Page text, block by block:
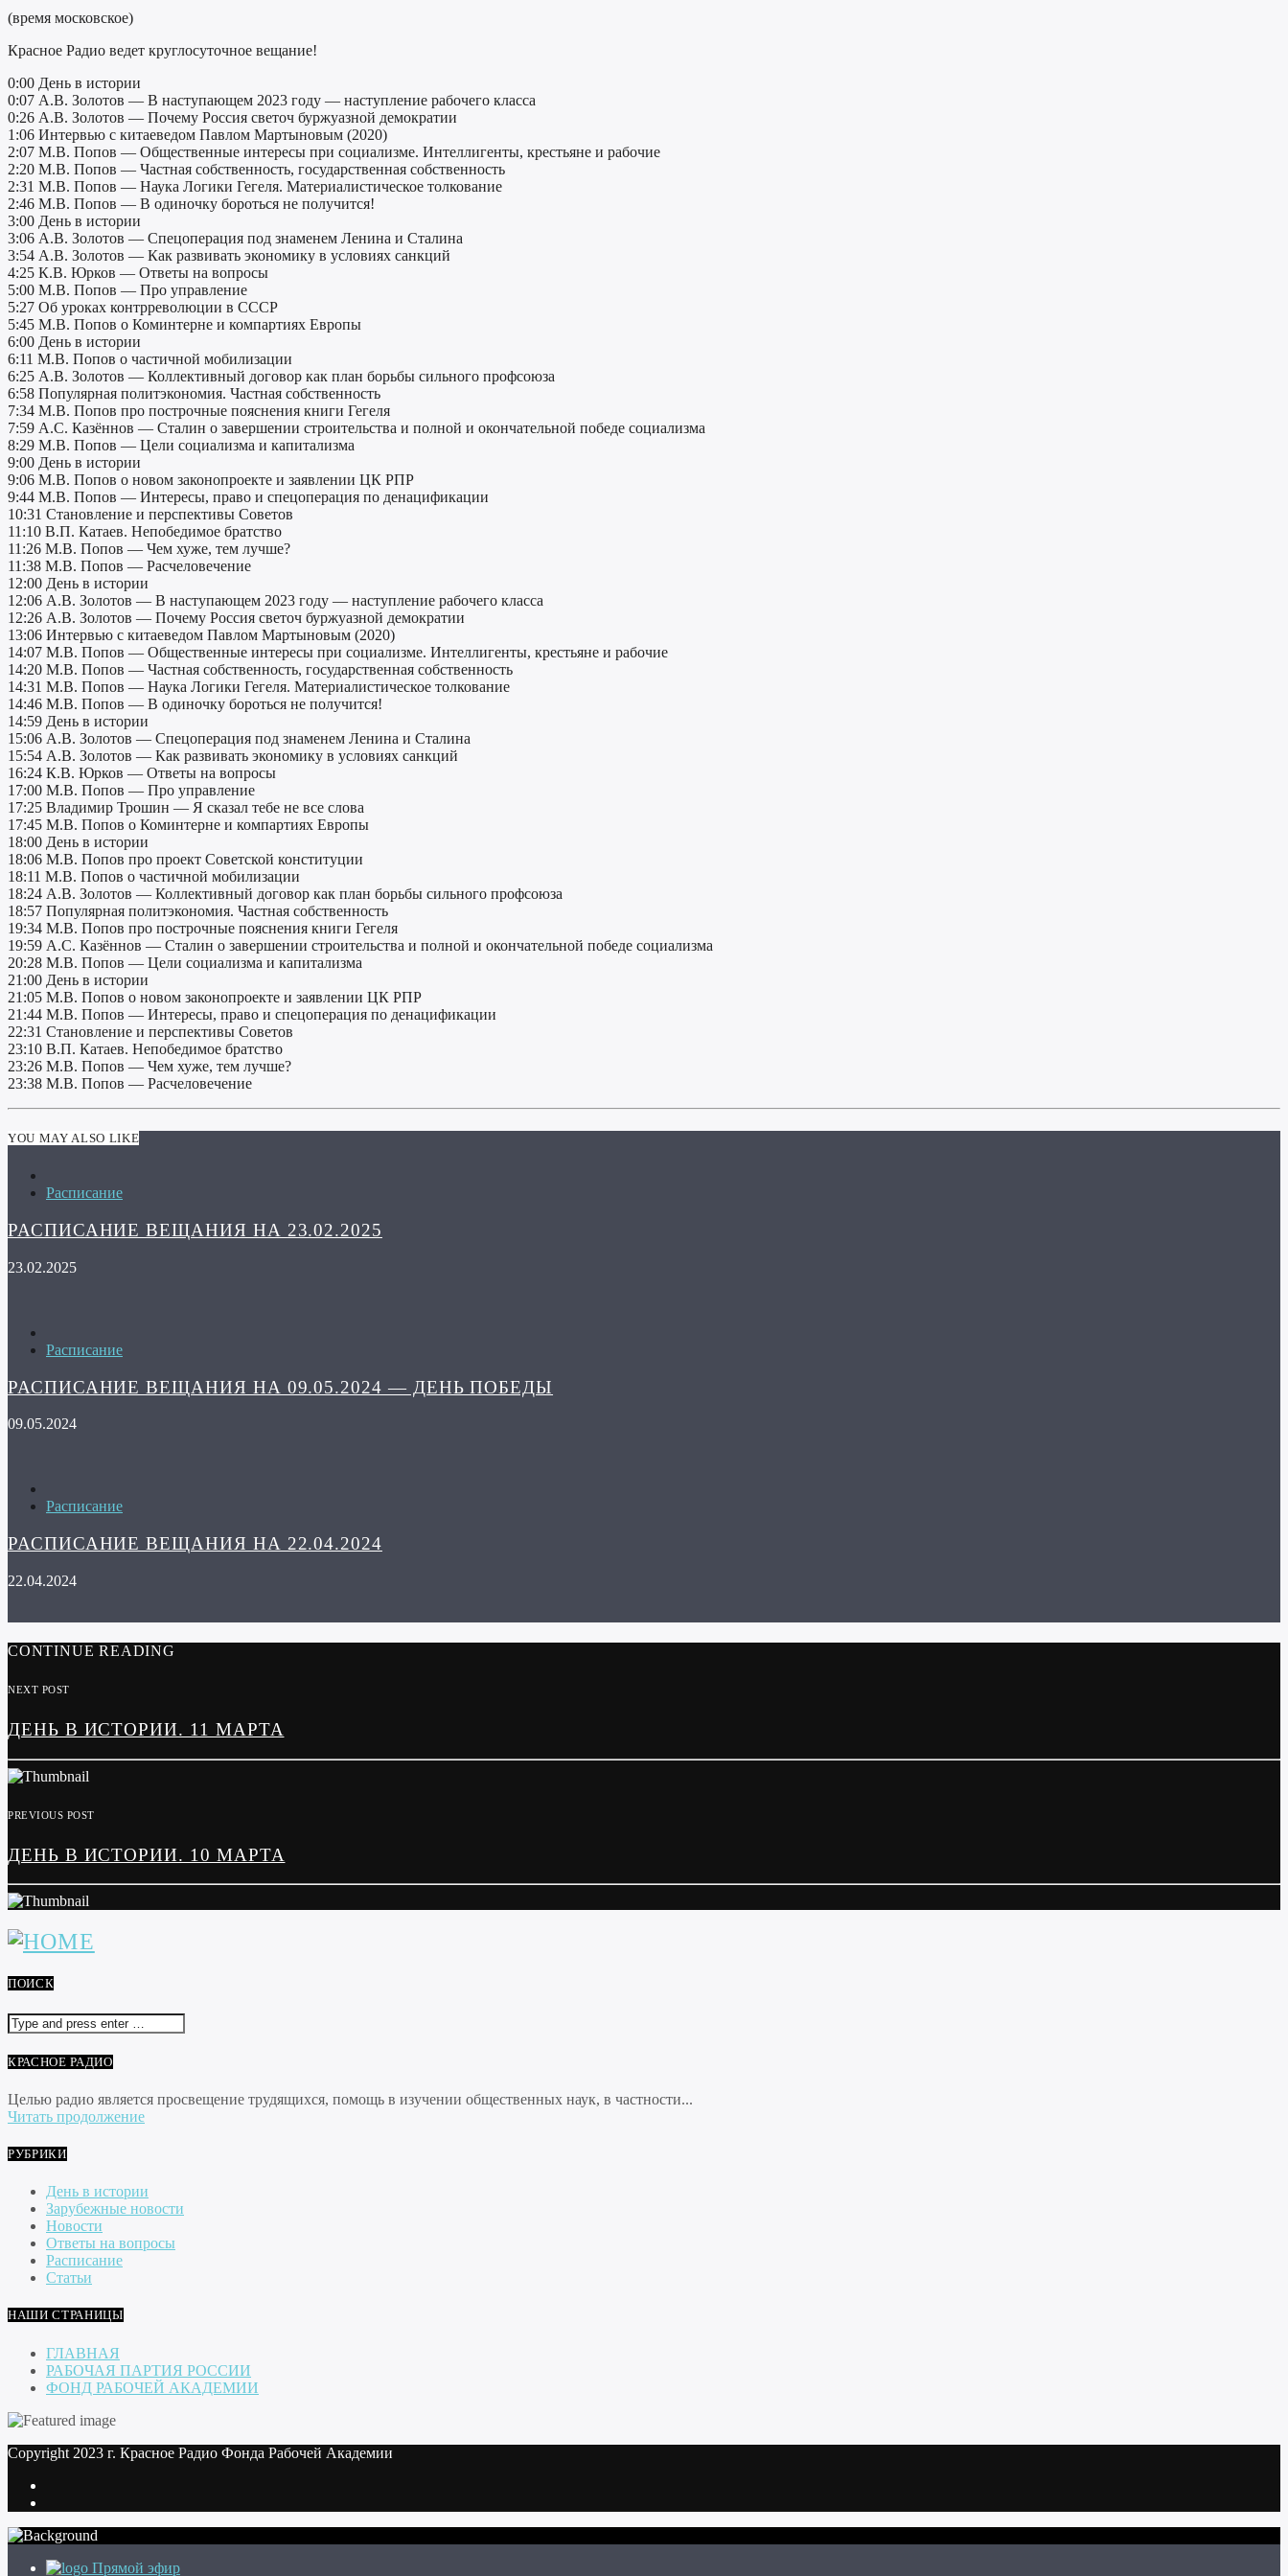
(время московское)
Красное Радио ведет круглосуточное вещание!
0:00 День в истории
0:07 А.В. Золотов — В наступающем 2023 году — наступление рабочего класса
0:26 А.В. Золотов — Почему Россия светоч буржуазной демократии
1:06 Интервью с китаеведом Павлом Мартыновым (2020)
2:07 М.В. Попов — Общественные интересы при социализме. Интеллигенты, крестьяне и рабочие
2:20 М.В. Попов — Частная собственность, государственная собственность
2:31 М.В. Попов — Наука Логики Гегеля. Материалистическое толкование
2:46 М.В. Попов — В одиночку бороться не получится!
3:00 День в истории
3:06 А.В. Золотов — Спецоперация под знаменем Ленина и Сталина
3:54 А.В. Золотов — Как развивать экономику в условиях санкций
4:25 К.В. Юрков — Ответы на вопросы
5:00 М.В. Попов — Про управление
5:27 Об уроках контрреволюции в СССР
5:45 М.В. Попов о Коминтерне и компартиях Европы
6:00 День в истории
6:11 М.В. Попов о частичной мобилизации
6:25 А.В. Золотов — Коллективный договор как план борьбы сильного профсоюза
6:58 Популярная политэкономия. Частная собственность
7:34 М.В. Попов про построчные пояснения книги Гегеля
7:59 А.С. Казённов — Сталин о завершении строительства и полной и окончательной победе социализма
8:29 М.В. Попов — Цели социализма и капитализма
9:00 День в истории
9:06 М.В. Попов о новом законопроекте и заявлении ЦК РПР
9:44 М.В. Попов — Интересы, право и спецоперация по денацификации
10:31 Становление и перспективы Советов
11:10 В.П. Катаев. Непобедимое братство
11:26 М.В. Попов — Чем хуже, тем лучше?
11:38 М.В. Попов — Расчеловечение
12:00 День в истории
12:06 А.В. Золотов — В наступающем 2023 году — наступление рабочего класса
12:26 А.В. Золотов — Почему Россия светоч буржуазной демократии
13:06 Интервью с китаеведом Павлом Мартыновым (2020)
14:07 М.В. Попов — Общественные интересы при социализме. Интеллигенты, крестьяне и рабочие
14:20 М.В. Попов — Частная собственность, государственная собственность
14:31 М.В. Попов — Наука Логики Гегеля. Материалистическое толкование
14:46 М.В. Попов — В одиночку бороться не получится!
14:59 День в истории
15:06 А.В. Золотов — Спецоперация под знаменем Ленина и Сталина
15:54 А.В. Золотов — Как развивать экономику в условиях санкций
16:24 К.В. Юрков — Ответы на вопросы
17:00 М.В. Попов — Про управление
17:25 Владимир Трошин — Я сказал тебе не все слова
17:45 М.В. Попов о Коминтерне и компартиях Европы
18:00 День в истории
18:06 М.В. Попов про проект Советской конституции
18:11 М.В. Попов о частичной мобилизации
18:24 А.В. Золотов — Коллективный договор как план борьбы сильного профсоюза
18:57 Популярная политэкономия. Частная собственность
19:34 М.В. Попов про построчные пояснения книги Гегеля
19:59 А.С. Казённов — Сталин о завершении строительства и полной и окончательной победе социализма
20:28 М.В. Попов — Цели социализма и капитализма
21:00 День в истории
21:05 М.В. Попов о новом законопроекте и заявлении ЦК РПР
21:44 М.В. Попов — Интересы, право и спецоперация по денацификации
22:31 Становление и перспективы Советов
23:10 В.П. Катаев. Непобедимое братство
23:26 М.В. Попов — Чем хуже, тем лучше?
23:38 М.В. Попов — Расчеловечение
YOU MAY ALSO LIKE
Расписание
РАСПИСАНИЕ ВЕЩАНИЯ НА 23.02.2025
23.02.2025
Расписание
РАСПИСАНИЕ ВЕЩАНИЯ НА 09.05.2024 — ДЕНЬ ПОБЕДЫ
09.05.2024
Расписание
РАСПИСАНИЕ ВЕЩАНИЯ НА 22.04.2024
22.04.2024
CONTINUE READING
NEXT POST
ДЕНЬ В ИСТОРИИ. 11 МАРТА
PREVIOUS POST
ДЕНЬ В ИСТОРИИ. 10 МАРТА
ПОИСК
КРАСНОЕ РАДИО
Целью радио является просвещение трудящихся, помощь в изучении общественных наук, в частности...
Читать продолжение
РУБРИКИ
День в истории
Зарубежные новости
Новости
Ответы на вопросы
Расписание
Статьи
НАШИ СТРАНИЦЫ
ГЛАВНАЯ
РАБОЧАЯ ПАРТИЯ РОССИИ
ФОНД РАБОЧЕЙ АКАДЕМИИ
Copyright 2023 г. Красное Радио Фонда Рабочей Академии
Прямой эфир